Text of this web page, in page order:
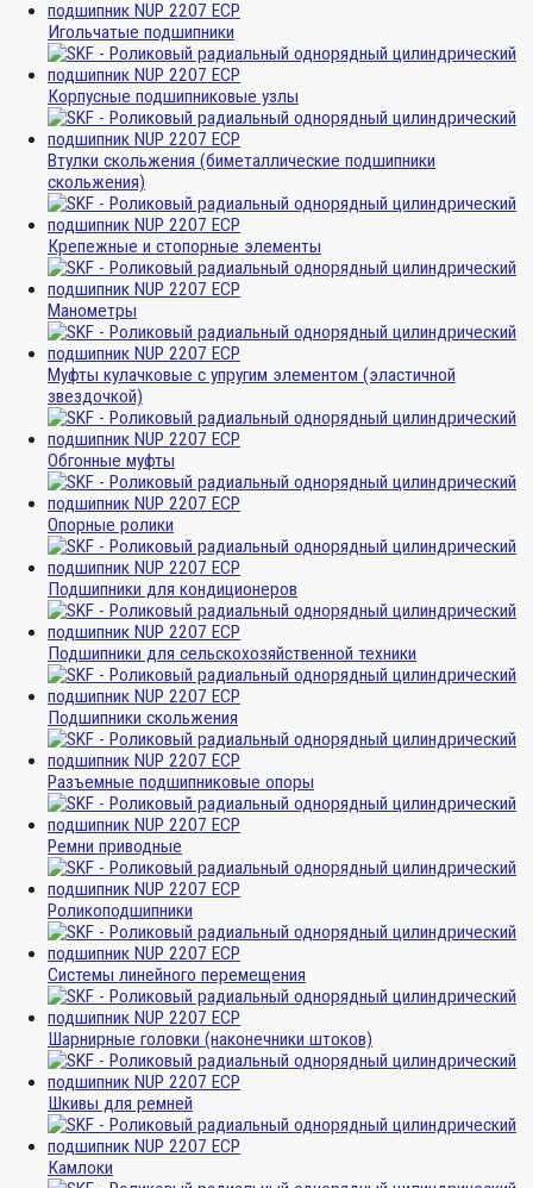
Игольчатые подшипники
Корпусные подшипниковые узлы
Втулки скольжения (биметаллические подшипники
скольжения)
Крепежные и стопорные элементы
Манометры
Муфты кулачковые с упругим элементом (эластичной
звездочкой)
Обгонные муфты
Опорные ролики
Подшипники для кондиционеров
Подшипники для сельскохозяйственной техники
Подшипники скольжения
Разъемные подшипниковые опоры
Ремни приводные
Роликоподшипники
Системы линейного перемещения
Шарнирные головки (наконечники штоков)
Шкивы для ремней
Камлоки